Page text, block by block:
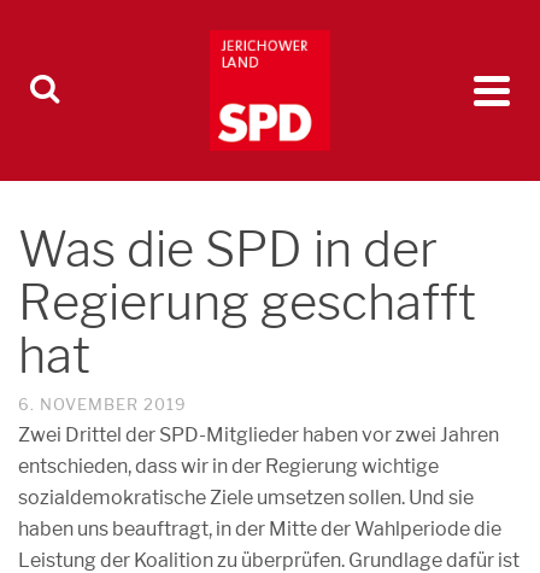
Was die SPD in der
Regierung geschafft
hat
6. NOVEMBER 2019
Zwei Drittel der SPD-Mitglieder haben vor zwei Jahren
entschieden, dass wir in der Regierung wichtige
sozialdemokratische Ziele umsetzen sollen. Und sie
haben uns beauftragt, in der Mitte der Wahlperiode die
Leistung der Koalition zu überprüfen. Grundlage dafür ist